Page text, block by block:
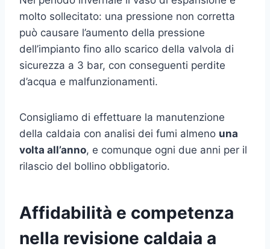
molto sollecitato: una pressione non corretta
può causare l’aumento della pressione
dell’impianto fino allo scarico della valvola di
sicurezza a 3 bar, con conseguenti perdite
d’acqua e malfunzionamenti.
Consigliamo di effettuare la manutenzione
della caldaia con analisi dei fumi almeno una
volta all’anno, e comunque ogni due anni per il
rilascio del bollino obbligatorio.
Affidabilità e competenza
nella revisione caldaia a